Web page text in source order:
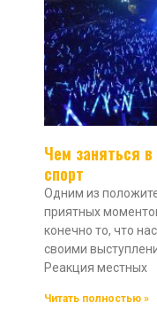
Чем заняться
спорт
Одним из
приятных
конечно то, что
своими
Реакция местных
Читать полностью »